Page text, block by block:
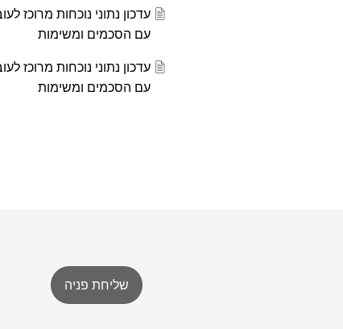
עדכון נתוני נוכחות מרוכז
עם הסכמים ומשימות
עדכון נתוני נוכחות מרוכז
עם הסכמים ומשימות
שליחת פניה